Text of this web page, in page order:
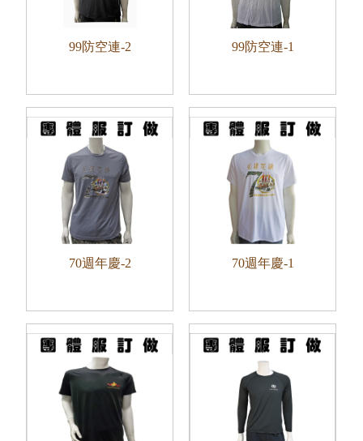
99防空連-2 99防空連-1
70週年慶-2 70週年慶-1